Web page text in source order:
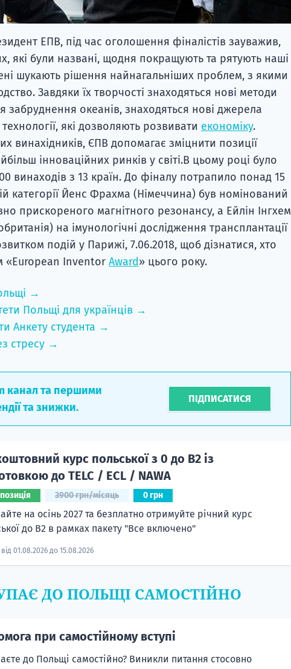
EПВ, під час оголошення фіналістів зауважив,
які були названі, щодня покращують та рятують наші
шукають рішення найнагальніших проблем, з якими
Завдяки їх творчості знаходяться нові методи
забруднення океанів, знаходяться нові джерела
які дозволяють розвивати економіку.
винахідників, ЄПВ допомагає зміцнити позиції
інноваційних ринків у світі.В цьому році було
винаходів з 13 країн. До фіналу потрапило понад 15
категорії Йенс Фрахма (Німеччина) був номінований
прискореного магнітного резонансу, а Ейлін Інгхем
на імунологічні дослідження трансплантації
подій у Парижі, 7.06.2018, щоб дізнатися, хто
«European Inventor Award» цього року.
→
Польщі для українців →
Анкету студента →
стресу →
канал та першими
та знижки.
ПІДПИСАТИСЯ
курс польської з 0 до B2 із
до TELC / ECL / NAWA
3900 грн/місяць 0 грн
на осінь 2027 та безплатно отримуйте річний курс
до B2 в рамках пакету "Все включено"
від 01.08.2026 до 15.08.2026
ДО ПОЛЬЩІ САМОСТІЙНО
при самостійному вступі
до Польщі самостійно? Виникли питання стосовно